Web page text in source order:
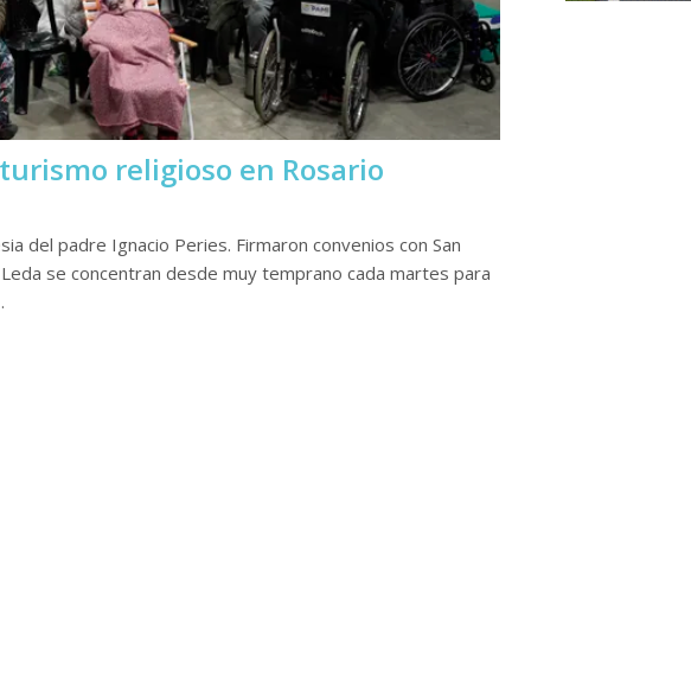
religioso en Rosario
del padre Ignacio Peries. Firmaron convenios con San
se concentran desde muy temprano cada martes para